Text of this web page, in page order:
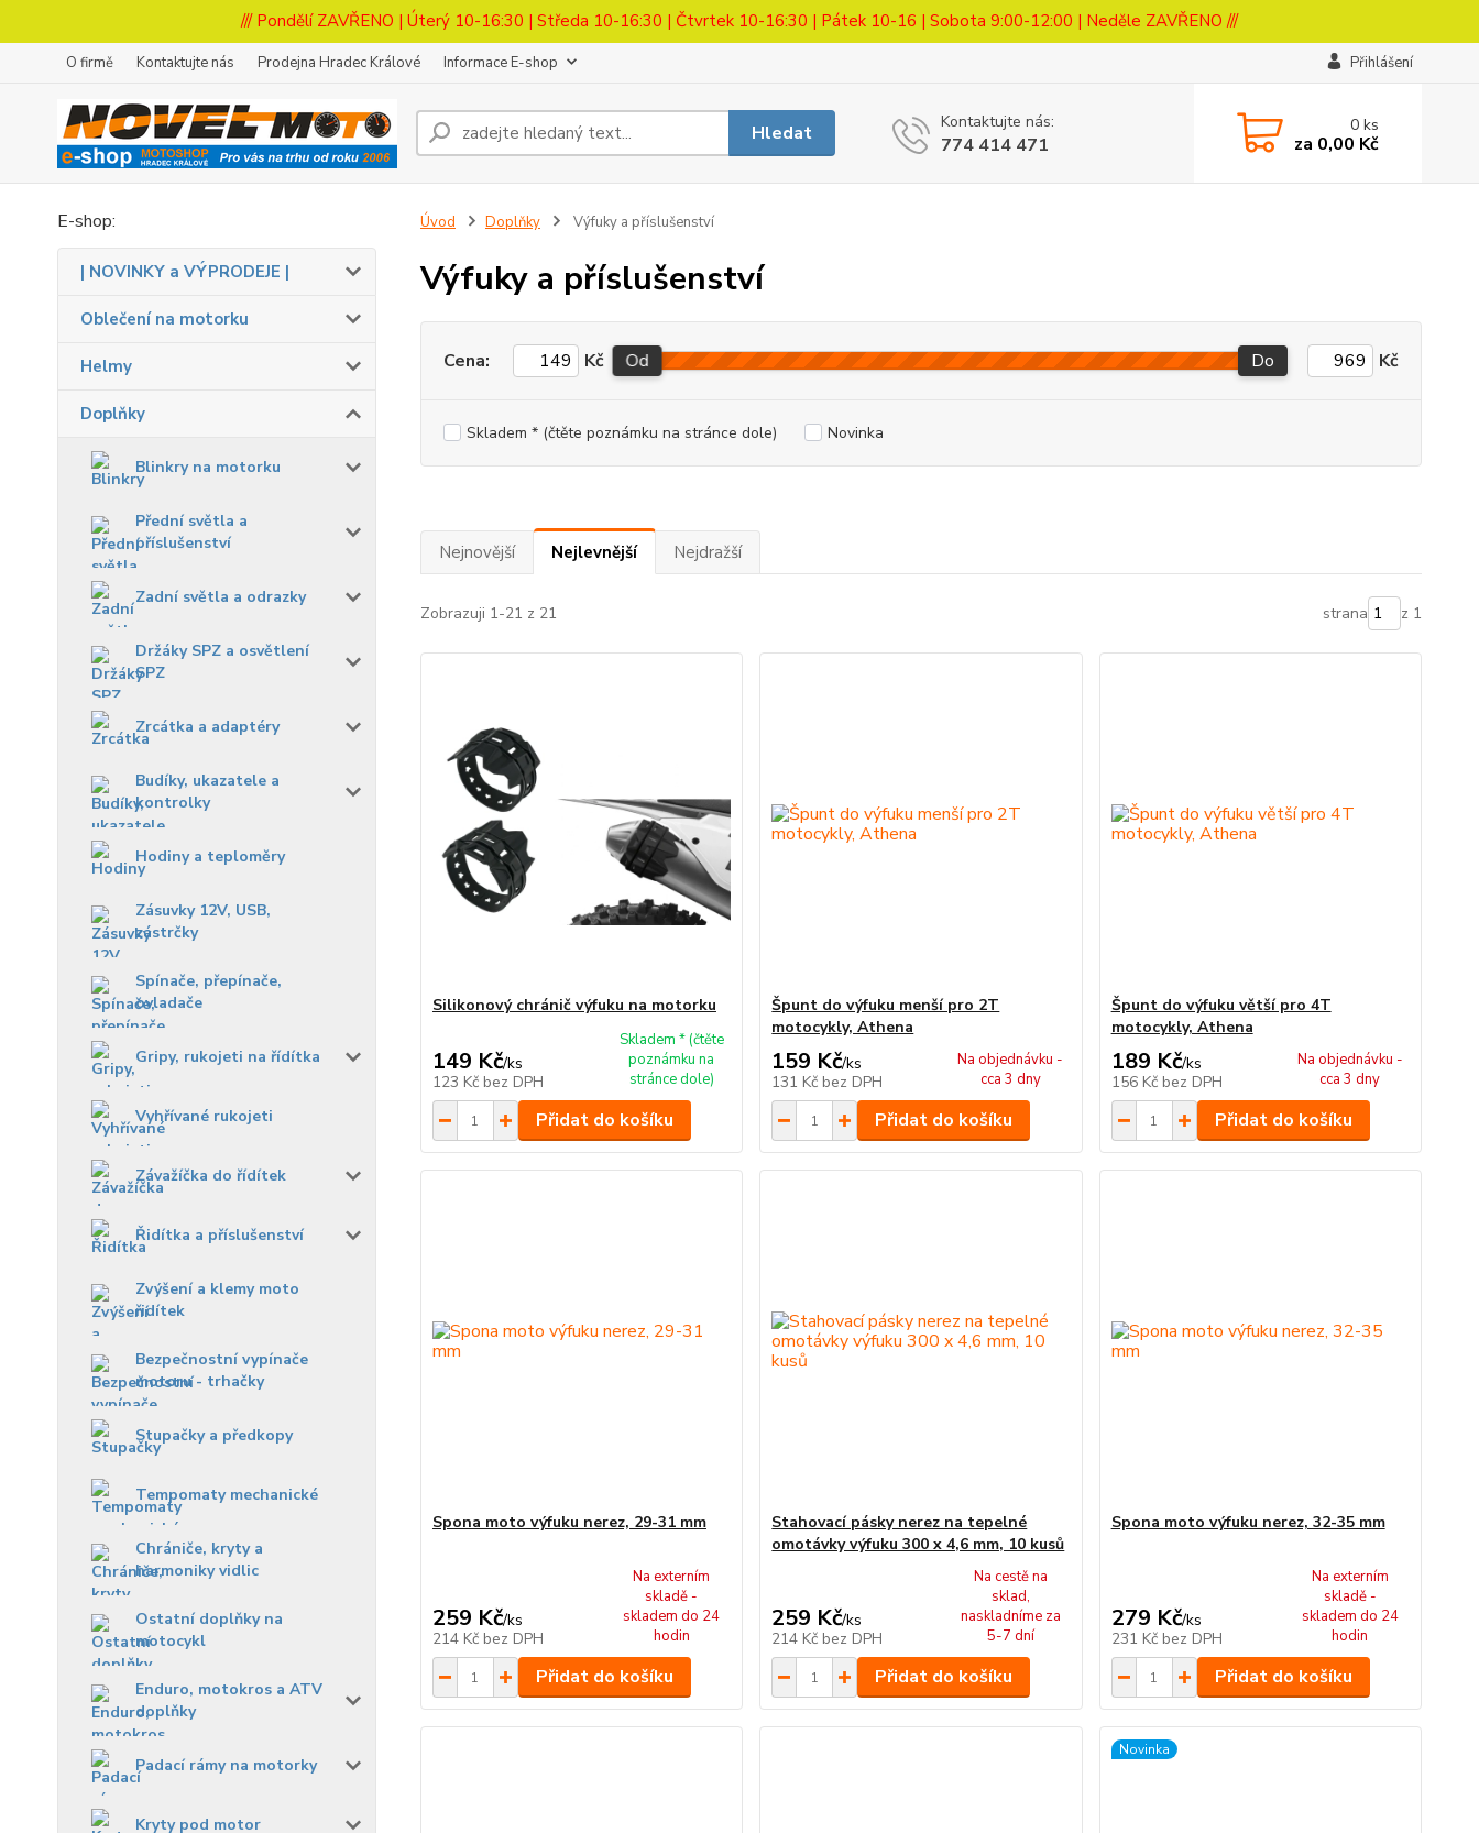
/// Pondělí ZAVŘENO | Úterý 10-16:30 | Středa 10-16:30 | Čtvrtek 10-16:30 | Pátek 10-16 | Sobota 9:00-12:00 | Neděle ZAVŘENO ///
O firmě Kontaktujte nás Prodejna Hradec Králové Informace E-shop Přihlášení
Hledat Kontaktujte nás:
774 414 471
0ks
za 0,00 Kč
E-shop:
| NOVINKY a VÝPRODEJE |
Oblečení na motorku
Helmy
Doplňky
Blinkry na motorku
Přední světla a
příslušenství
Zadní světla a odrazky
Držáky SPZ a osvětlení
SPZ
Zrcátka a adaptéry
Budíky, ukazatele a
kontrolky
Hodiny a teploměry
Zásuvky 12V, USB,
zástrčky
Spínače, přepínače,
ovladače
Gripy, rukojeti na řídítka
Vyhřívané rukojeti
Závažíčka do řídítek
Řidítka a příslušenství
Zvýšení a klemy moto
řidítek
Bezpečnostní vypínače
motoru - trhačky
Stupačky a předkopy
Tempomaty mechanické
Chrániče, kryty a
harmoniky vidlic
Ostatní doplňky na
motocykl
Enduro, motokros a ATV
doplňky
Padací rámy na motorky
Kryty pod motor
Úvod Doplňky Výfuky a příslušenství
Výfuky a příslušenství
Cena: Kč Od Do Kč
Skladem * (čtěte poznámku na stránce dole) Novinka
Nejnovější Nejlevnější Nejdražší
Zobrazuji 1-21 z 21 strana z 1
Silikonový chránič výfuku na motorku
149 Kč/ks
123 Kč bez DPH
Skladem * (čtěte
poznámku na
stránce dole)
Přidat do košíku
Špunt do výfuku menší pro 2T
motocykly, Athena
159 Kč/ks
131 Kč bez DPH
Na objednávku -
cca 3 dny
Přidat do košíku
Špunt do výfuku větší pro 4T
motocykly, Athena
189 Kč/ks
156 Kč bez DPH
Na objednávku -
cca 3 dny
Přidat do košíku
Spona moto výfuku nerez, 29-31 mm
259 Kč/ks
214 Kč bez DPH
Na externím
skladě -
skladem do 24
hodin
Přidat do košíku
Stahovací pásky nerez na tepelné
omotávky výfuku 300 x 4,6 mm, 10 kusů
259 Kč/ks
214 Kč bez DPH
Na cestě na
sklad,
naskladníme za
5-7 dní
Přidat do košíku
Spona moto výfuku nerez, 32-35 mm
279 Kč/ks
231 Kč bez DPH
Na externím
skladě -
skladem do 24
hodin
Přidat do košíku
Novinka